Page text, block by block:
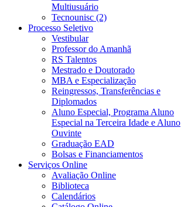
Multiusuário
Tecnounisc (2)
Processo Seletivo
Vestibular
Professor do Amanhã
RS Talentos
Mestrado e Doutorado
MBA e Especialização
Reingressos, Transferências e
Diplomados
Aluno Especial, Programa Aluno
Especial na Terceira Idade e Aluno
Ouvinte
Graduação EAD
Bolsas e Financiamentos
Serviços Online
Avaliação Online
Biblioteca
Calendários